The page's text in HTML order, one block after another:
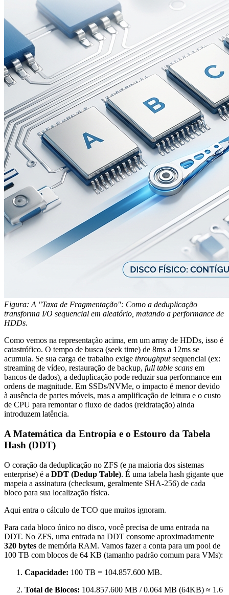
Figura: A "Taxa de Fragmentação": Como a deduplicação
transforma I/O sequencial em aleatório, matando a performance de
HDDs.
Como vemos na representação acima, em um array de HDDs, isso é
catastrófico. O tempo de busca (seek time) de 8ms a 12ms se
acumula. Se sua carga de trabalho exige throughputsequencial (ex:
streaming de vídeo, restauração de backup, full table scans em
bancos de dados), a deduplicação pode reduzir sua performance em
ordens de magnitude. Em SSDs/NVMe, o impacto é menor devido
à ausência de partes móveis, mas a amplificação de leitura e o custo
de CPU para remontar o fluxo de dados (reidratação) ainda
introduzem latência.
A Matemática da Entropia e o Estouro da Tabela
Hash (DDT)
O coração da deduplicação no ZFS (e na maioria dos sistemas
enterprise) é a DDT (Dedup Table). É uma tabela hash gigante que
mapeia a assinatura (checksum, geralmente SHA-256) de cada
bloco para sua localização física.
Aqui entra o cálculo de TCO que muitos ignoram.
Para cada bloco único no disco, você precisa de uma entrada na
DDT. No ZFS, uma entrada na DDT consome aproximadamente
320 bytes de memória RAM. Vamos fazer a conta para um pool de
100 TB com blocos de 64 KB (tamanho padrão comum para VMs):
Capacidade: 100 TB = 104.857.600 MB.
Total de Blocos: 104.857.600 MB / 0.064 MB (64KB) ≈ 1.6